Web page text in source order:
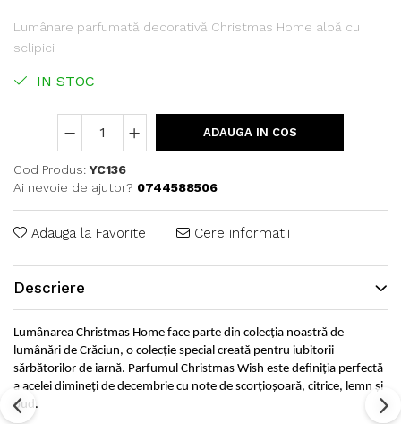
Lumânare parfumată decorativă Christmas Home albă cu
sclipici
IN STOC
ADAUGA IN COS
Cod Produs: YC136
Ai nevoie de ajutor? 0744588506
Adauga la Favorite Cere informatii
Descriere
Lumânarea Christmas Home face parte din colecția noastră de
lumânări de Crăciun, o colecție special creată pentru iubitorii
sărbătorilor de iarnă. Parfumul Christmas Wish este definiția perfectă
a acelei dimineți de decembrie cu note de scorțioșoară, citrice, lemn și
oud.